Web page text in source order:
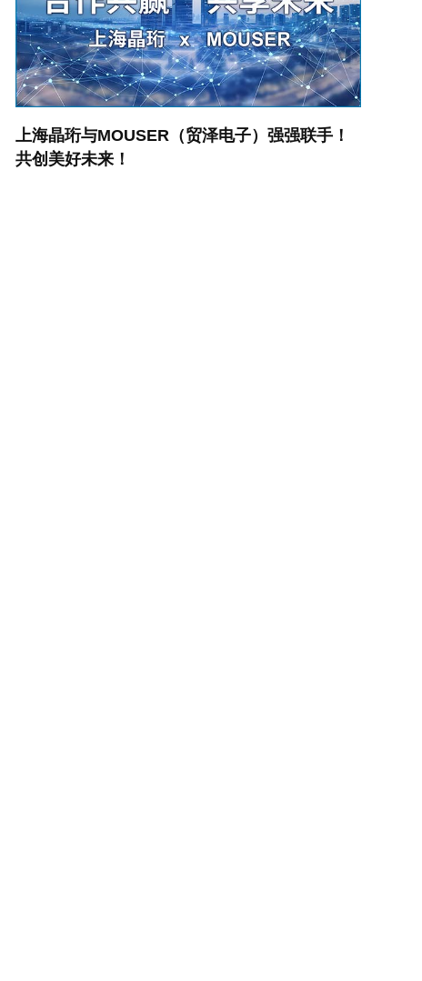
上海晶珩与MOUSER（贸泽电子）强强联手！
共创美好未来！